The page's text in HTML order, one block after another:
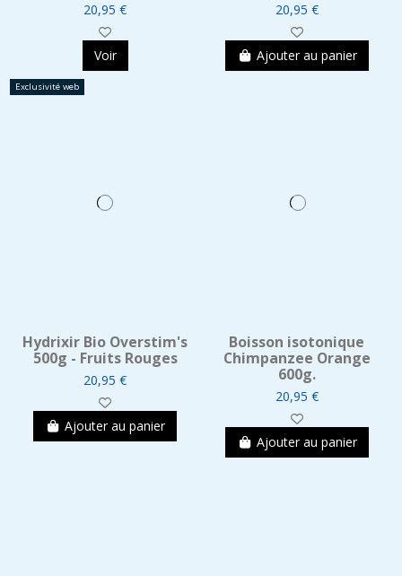
20,95 €
Voir
20,95 €
Ajouter au panier
Exclusivité web
Hydrixir Bio Overstim's
500g - Fruits Rouges
20,95 €
Ajouter au panier
Boisson isotonique
Chimpanzee Orange
600g.
20,95 €
Ajouter au panier